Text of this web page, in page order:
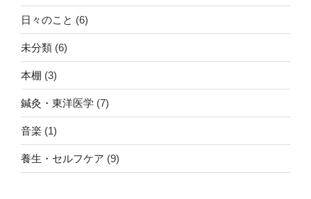
日々のこと (6)
未分類 (6)
本棚 (3)
鍼灸・東洋医学 (7)
音楽 (1)
養生・セルフケア (9)